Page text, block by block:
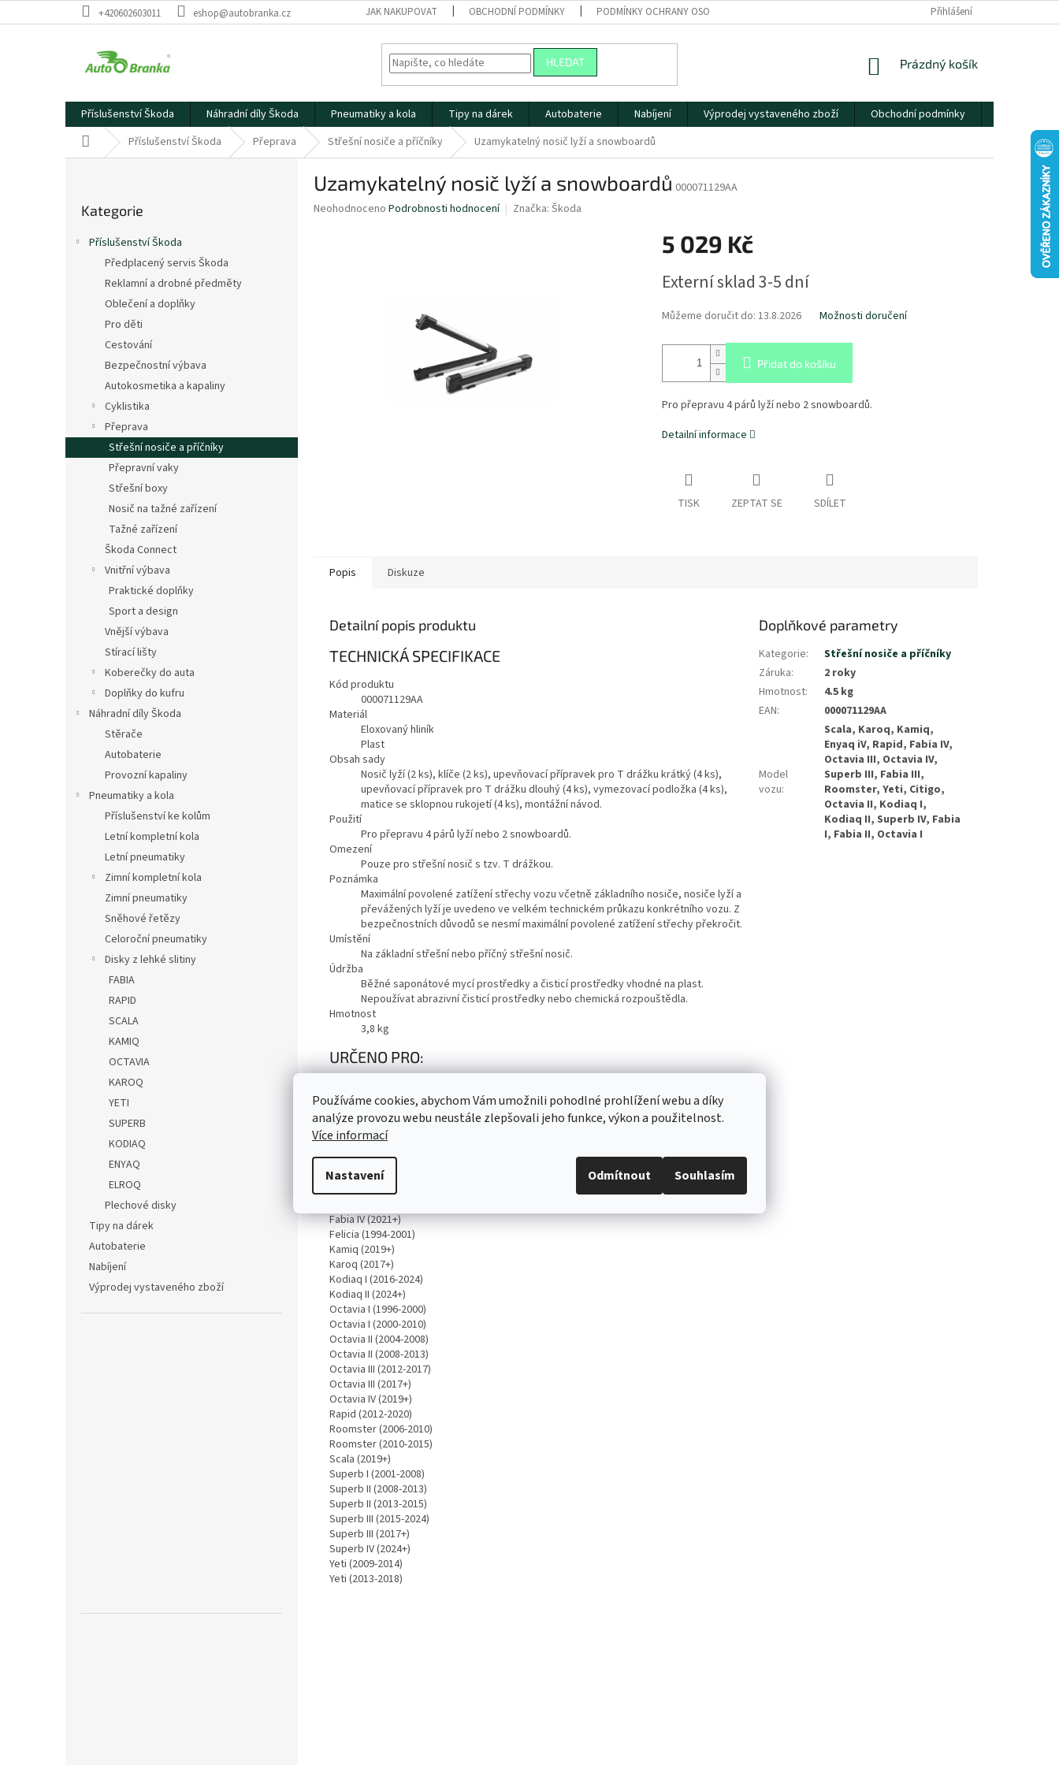
Používáme cookies, abychom Vám umožnili pohodlné prohlížení webu a díky
analýze provozu webu neustále zlepšovali jeho funkce, výkon a použitelnost.
Více informací
Nastavení Odmítnout Souhlasím
na
+420602603011 eshop@autobranka.cz JAK NAKUPOVAT OBCHODNÍ PODMÍNKY PODMÍNKY OCHRANY OSOBNÍCH ÚDAJŮ Přihlášení
HLEDAT
NÁKUPNÍ
Prázdný košík
Příslušenství Škoda Náhradní díly Škoda Pneumatiky a kola Tipy na dárek Autobaterie Nabíjení Výprodej vystaveného zboží Obchodní podmínky
Domů Příslušenství Škoda Přeprava Střešní nosiče a příčníky Uzamykatelný nosič lyží a snowboardů
kategorie
Kategorie
Příslušenství Škoda
Předplacený servis Škoda
Reklamní a drobné předměty
Oblečení a doplňky
Pro děti
Cestování
Bezpečnostní výbava
Autokosmetika a kapaliny
Cyklistika
Přeprava
Střešní nosiče a příčníky
Přepravní vaky
Střešní boxy
Nosič na tažné zařízení
Tažné zařízení
Škoda Connect
Vnitřní výbava
Praktické doplňky
Sport a design
Vnější výbava
Stírací lišty
Koberečky do auta
Doplňky do kufru
Náhradní díly Škoda
Stěrače
Autobaterie
Provozní kapaliny
Pneumatiky a kola
Příslušenství ke kolům
Letní kompletní kola
Letní pneumatiky
Zimní kompletní kola
Zimní pneumatiky
Sněhové řetězy
Celoroční pneumatiky
Disky z lehké slitiny
FABIA
RAPID
SCALA
KAMIQ
OCTAVIA
KAROQ
YETI
SUPERB
KODIAQ
ENYAQ
ELROQ
Plechové disky
Tipy na dárek
Autobaterie
Nabíjení
Výprodej vystaveného zboží
Uzamykatelný nosič lyží a snowboardů 000071129AA
Průměrné
Neohodnoceno Podrobnosti hodnocení Značka: Škoda
5 029 Kč
cena:
Externí sklad 3-5 dní
Můžeme doručit do: 13.8.2026 Možnosti doručení
Přidat do košíku
Pro přepravu 4 párů lyží nebo 2 snowboardů.
Detailní informace
TISK ZEPTAT SE SDÍLET
Popis Diskuze
Detailní popis produktu
TECHNICKÁ SPECIFIKACE
Kód produktu
000071129AA
Materiál
Eloxovaný hliník
Plast
Obsah sady
Nosič lyží (2 ks), klíče (2 ks), upevňovací přípravek pro T drážku krátký (4 ks),
upevňovací přípravek pro T drážku dlouhý (4 ks), vymezovací podložka (4 ks),
matice se sklopnou rukojetí (4 ks), montážní návod.
Použití
Pro přepravu 4 párů lyží nebo 2 snowboardů.
Omezení
Pouze pro střešní nosič s tzv. T drážkou.
Poznámka
Maximální povolené zatížení střechy vozu včetně základního nosiče, nosiče lyží a
převážených lyží je uvedeno ve velkém technickém průkazu konkrétního vozu. Z
bezpečnostních důvodů se nesmí maximální povolené zatížení střechy překročit.
Umístění
Na základní střešní nebo příčný střešní nosič.
Údržba
Běžné saponátové mycí prostředky a čisticí prostředky vhodné na plast.
Nepoužívat abrazivní čisticí prostředky nebo chemická rozpouštědla.
Hmotnost
3,8 kg
URČENO PRO:
Citigo-e iV (2019+)
Enyaq (2020+)
Fabia I (1999-2004)
Fabia I (2004-2008)
Fabia II (2006-2010)
Fabia II (2010-2014)
Fabia III (2014+)
Fabia IV (2021+)
Felicia (1994-2001)
Kamiq (2019+)
Karoq (2017+)
Kodiaq I (2016-2024)
Kodiaq II (2024+)
Octavia I (1996-2000)
Octavia I (2000-2010)
Octavia II (2004-2008)
Octavia II (2008-2013)
Octavia III (2012-2017)
Octavia III (2017+)
Octavia IV (2019+)
Rapid (2012-2020)
Roomster (2006-2010)
Roomster (2010-2015)
Scala (2019+)
Superb I (2001-2008)
Superb II (2008-2013)
Superb II (2013-2015)
Superb III (2015-2024)
Superb III (2017+)
Superb IV (2024+)
Yeti (2009-2014)
Yeti (2013-2018)
Doplňkové parametry
Kategorie:
Střešní nosiče a příčníky
Záruka:
2 roky
Hmotnost:
4.5 kg
EAN: 000071129AA
Model
vozu:
Scala, Karoq, Kamiq,
Enyaq iV, Rapid, Fabia IV,
Octavia III, Octavia IV,
Superb III, Fabia III,
Roomster, Yeti, Citigo,
Octavia II, Kodiaq I,
Kodiaq II, Superb IV, Fabia
I, Fabia II, Octavia I